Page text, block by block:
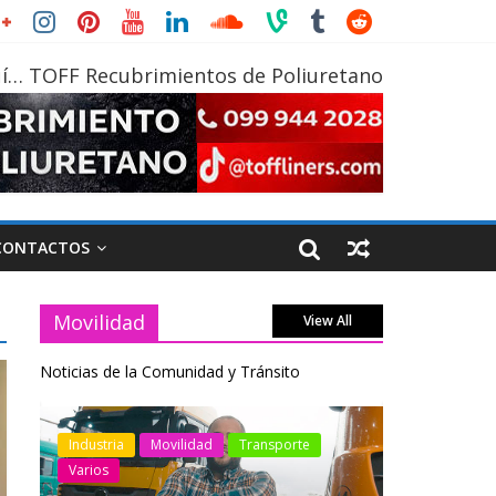
TOFF Recubrimientos de Poliuretano
Movilidad View All
Noticias de la Comunidad y Tránsito
Industria Movilidad
Transporte
Varios